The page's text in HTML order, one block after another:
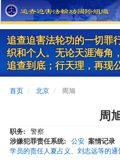
Skip
to
main
content
追查迫害法轮功的一切罪
织和个人。无论天涯海角
追查到底；行天理，再现
首页 北京 周旭
周
职务
警察
涉嫌犯罪责任系统
公安 案情记录
学员的责任人夏占义、刘志远等的通